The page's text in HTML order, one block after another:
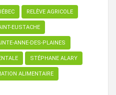
RELÈVE AGRICOLE
EUSTACHE
ANNE-DES-PLAINES
STÉPHANE ALARY
ALIMENTAIRE